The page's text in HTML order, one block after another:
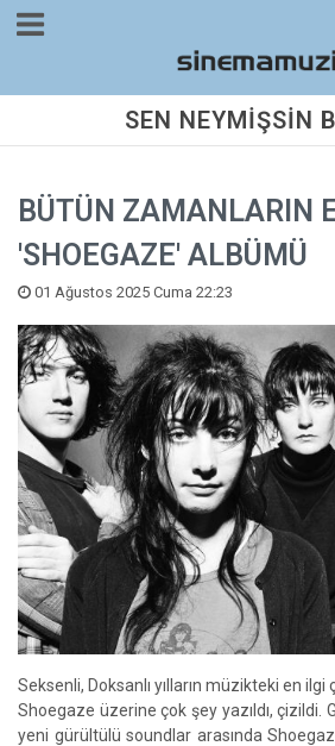
SEN NEYMİŞSİN
BÜTÜN ZAMANLARIN
'SHOEGAZE' ALBÜMÜ
01 Ağustos 2025 Cuma 22:23
Seksenli, Doksanlı yılların müzikteki en ilgi
Shoegaze üzerine çok şey yazıldı, çizildi.
yeni gürültülü soundlar arasında